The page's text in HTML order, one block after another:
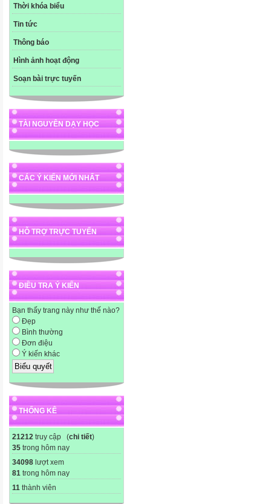
Thời khóa biểu
Tin tức
Thông báo
Hình ảnh hoạt động
Soạn bài trực tuyến
TÀI NGUYÊN DẠY HỌC
CÁC Ý KIẾN MỚI NHẤT
HỖ TRỢ TRỰC TUYẾN
ĐIỀU TRA Ý KIẾN
Bạn thấy trang này như thế nào?
Đẹp
Bình thường
Đơn điệu
Ý kiến khác
THỐNG KÊ
21212 truy cập (chi tiết)
35 trong hôm nay
34098 lượt xem
81 trong hôm nay
11 thành viên